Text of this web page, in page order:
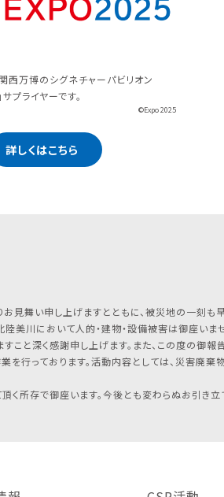
西万博のシグネチャーパビリオン
プライヤーです。
©Expo 2025
詳しくはこちら
見舞い申し上げますとともに、被災地の一刻も
美川において人的・建物・設備被害は御座い
と深く感謝申し上げます。また、この度の御報
行っております。活動内容としては、災害廃
所存で御座います。今後とも変わらぬお引き立